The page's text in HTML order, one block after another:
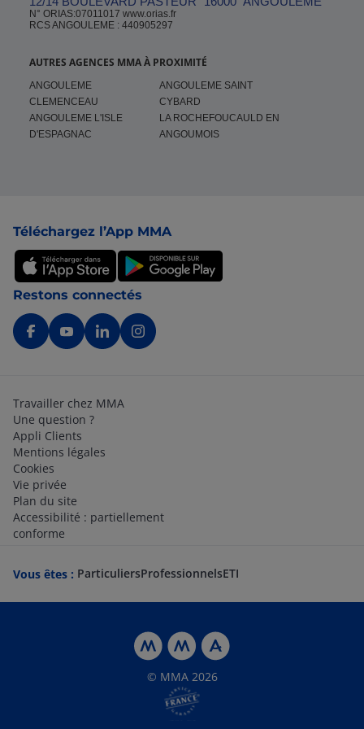
N° ORIAS:07011017 www.orias.fr
RCS ANGOULEME : 440905297
AUTRES AGENCES MMA À PROXIMITÉ
ANGOULEME
CLEMENCEAU
ANGOULEME SAINT
CYBARD
ANGOULEME L'ISLE
D'ESPAGNAC
LA ROCHEFOUCAULD EN
ANGOUMOIS
Téléchargez l’App MMA
Restons connectés
Travailler chez MMA
Une question ?
Appli Clients
Mentions légales
Cookies
Vie privée
Plan du site
Accessibilité : partiellement
conforme
Vous êtes : ParticuliersProfessionnelsETI
© MMA 2026